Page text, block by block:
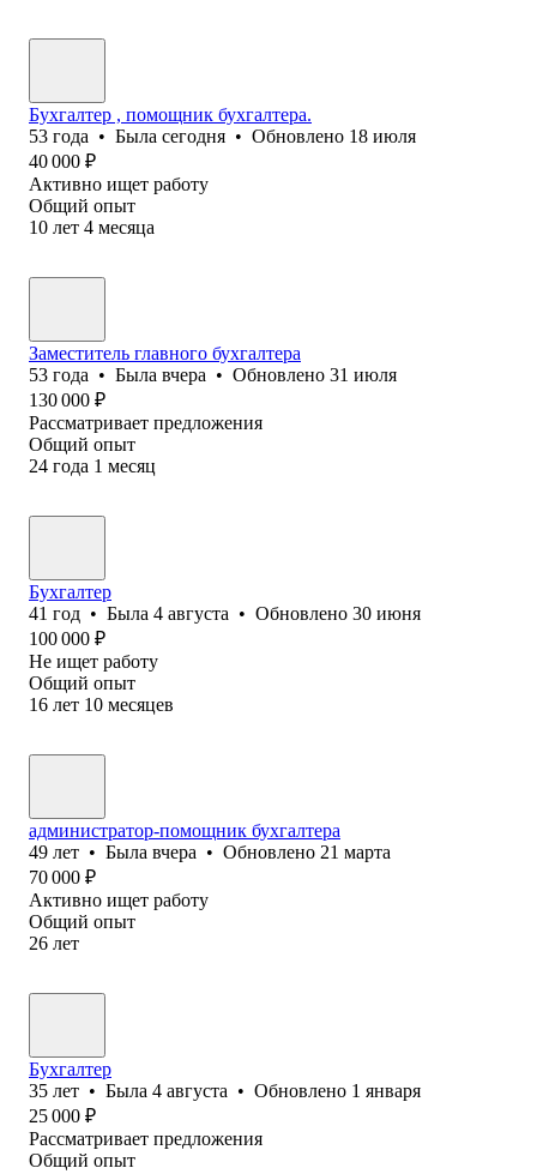
Бухгалтер , помощник бухгалтера.
53 года • Была сегодня • Обновлено 18 июля
40 000 ₽
Активно ищет работу
Общий опыт
10 лет 4 месяца
Заместитель главного бухгалтера
53 года • Была вчера • Обновлено 31 июля
130 000 ₽
Рассматривает предложения
Общий опыт
24 года 1 месяц
Бухгалтер
41 год • Была 4 августа • Обновлено 30 июня
100 000 ₽
Не ищет работу
Общий опыт
16 лет 10 месяцев
администратор-помощник бухгалтера
49 лет • Была вчера • Обновлено 21 марта
70 000 ₽
Активно ищет работу
Общий опыт
26 лет
Бухгалтер
35 лет • Была 4 августа • Обновлено 1 января
25 000 ₽
Рассматривает предложения
Общий опыт